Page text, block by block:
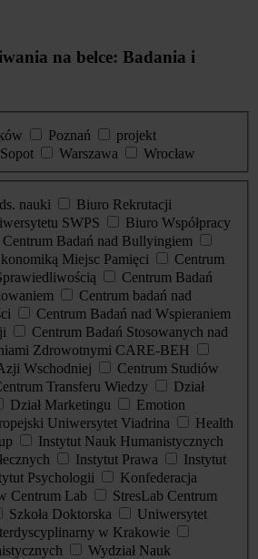
na belce: Badania i
Poznań
projekt
Sopot Warszawa
Wrocław
nauki
Biuro Rekrutacji
SWPS
Biuro Współpracy
Centrum Badań nad Bullyingiem
Miejsc Pamięci
Centrum
Centrum Badań
Centrum badań nad
Centrum Badań nad Wspieraniem
Centrum Badań Stosowanych nad
Zdrowotnymi CARE-BEH
Wschodniej
Centrum Studiów
Transferu Wiedzy
Dział
Dział Marketingu
Emotion
Uniwersytet Viadrina
Health
Instytut Nauk Humanistycznych
Instytut Prawa
Instytut
Psychologii
Konfederacja
Centrum Lab
StresLab Centrum
Szkoła Doktorska
Uniwersytet
w Krakowie
Wydział Nauk